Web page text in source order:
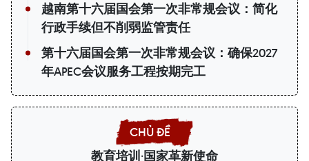
越南第十六届国会第一次非常规会议：简化
行政手续但不削弱监管责任
第十六届国会第一次非常规会议：确保2027
年APEC会议服务工程按期完工
教育培训·国家革新使命